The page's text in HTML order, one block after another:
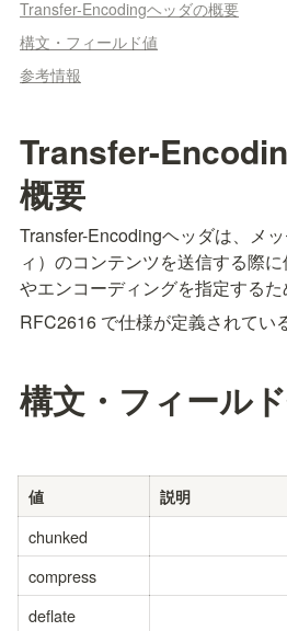
Transfer-Encodingヘッダの概要
構文・フィールド値
参考情報
Transfer-
概要
Transfer-Encodingヘッダは、メ
ィ）のコンテンツを送信する際
やエンコーディングを指定するた
RFC2616 で仕様が定義されている
構文・フィール
値 説明
chunked
compress
deflate